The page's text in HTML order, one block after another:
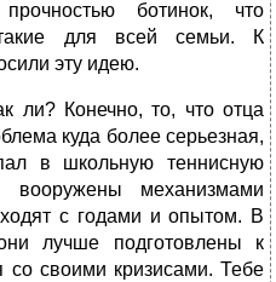
ботинок, что
такие для всей семьи. К
эту идею.
ли? Конечно, то, что отца
куда более серьезная,
в школьную теннисную
вооружены механизмами
с годами и опытом. В
лучше подготовлены к
со своими кризисами. Тебе